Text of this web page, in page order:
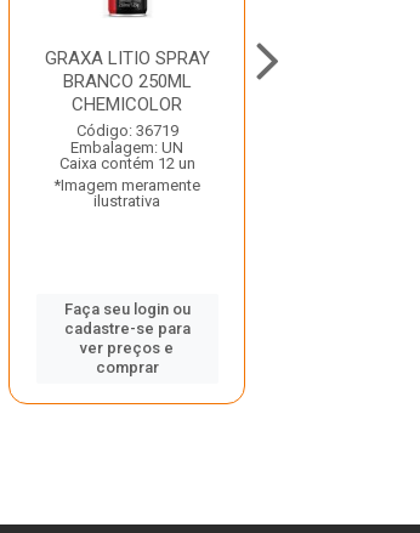
GRAXA LITIO SPRAY
BRANCO 250ML
CHEMICOLOR
Código: 36719
Embalagem: UN
Caixa contém 12 un
*Imagem meramente
ilustrativa
Faça seu login ou
cadastre-se para
ver preços e
comprar